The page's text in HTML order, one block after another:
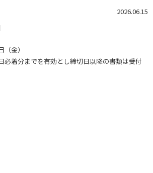
2026.06.15
金）
着分までを有効とし締切日以降の書類は受付